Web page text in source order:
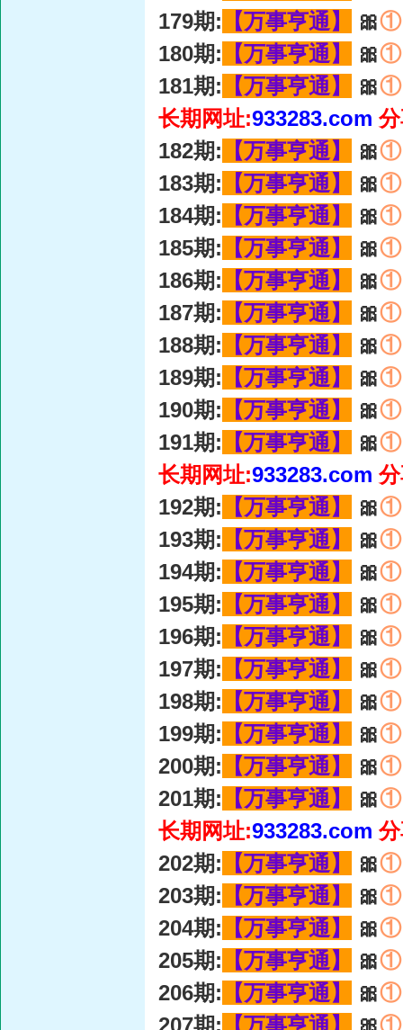
179期: 【万事亨通】 🎀①
180期: 【万事亨通】 🎀①
181期: 【万事亨通】 🎀①
长期网址:933283.com
182期: 【万事亨通】 🎀①
183期: 【万事亨通】 🎀①
184期: 【万事亨通】 🎀①
185期: 【万事亨通】 🎀①
186期: 【万事亨通】 🎀①
187期: 【万事亨通】 🎀①
188期: 【万事亨通】 🎀①
189期: 【万事亨通】 🎀①
190期: 【万事亨通】 🎀①
191期: 【万事亨通】 🎀①
长期网址:933283.com
192期: 【万事亨通】 🎀①
193期: 【万事亨通】 🎀①
194期: 【万事亨通】 🎀①
195期: 【万事亨通】 🎀①
196期: 【万事亨通】 🎀①
197期: 【万事亨通】 🎀①
198期: 【万事亨通】 🎀①
199期: 【万事亨通】 🎀①
200期: 【万事亨通】 🎀①
201期: 【万事亨通】 🎀①
长期网址:933283.com
202期: 【万事亨通】 🎀①
203期: 【万事亨通】 🎀①
204期: 【万事亨通】 🎀①
205期: 【万事亨通】 🎀①
206期: 【万事亨通】 🎀①
207期: 【万事亨通】 🎀①